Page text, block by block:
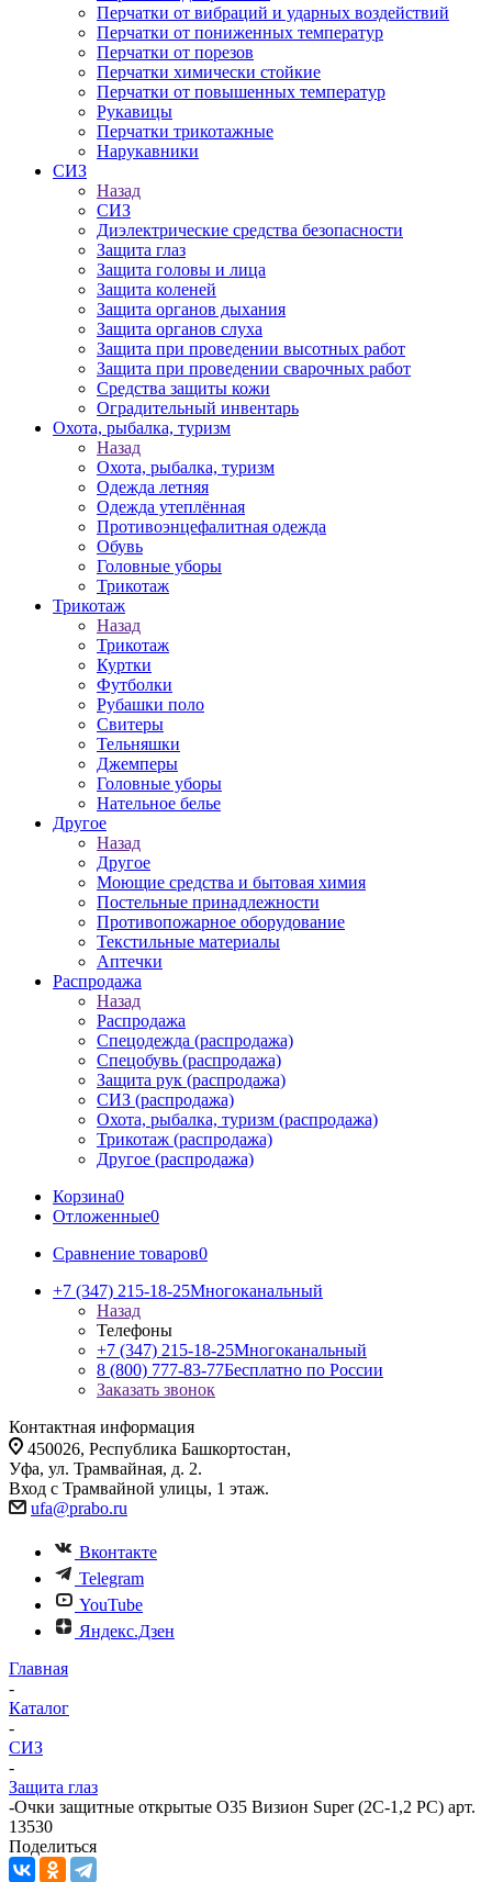
Перчатки от вибраций и ударных воздействий
Перчатки от пониженных температур
Перчатки от порезов
Перчатки химически стойкие
Перчатки от повышенных температур
Рукавицы
Перчатки трикотажные
Нарукавники
СИЗ
Назад
СИЗ
Диэлектрические средства безопасности
Защита глаз
Защита головы и лица
Защита коленей
Защита органов дыхания
Защита органов слуха
Защита при проведении высотных работ
Защита при проведении сварочных работ
Средства защиты кожи
Оградительный инвентарь
Охота, рыбалка, туризм
Назад
Охота, рыбалка, туризм
Одежда летняя
Одежда утеплённая
Противоэнцефалитная одежда
Обувь
Головные уборы
Трикотаж
Трикотаж
Назад
Трикотаж
Куртки
Футболки
Рубашки поло
Свитеры
Тельняшки
Джемперы
Головные уборы
Нательное белье
Другое
Назад
Другое
Моющие средства и бытовая химия
Постельные принадлежности
Противопожарное оборудование
Текстильные материалы
Аптечки
Распродажа
Назад
Распродажа
Спецодежда (распродажа)
Спецобувь (распродажа)
Защита рук (распродажа)
СИЗ (распродажа)
Охота, рыбалка, туризм (распродажа)
Трикотаж (распродажа)
Другое (распродажа)
Корзина0
Отложенные0
Сравнение товаров0
+7 (347) 215-18-25Многоканальный
Назад
Телефоны
+7 (347) 215-18-25Многоканальный
8 (800) 777-83-77Бесплатно по России
Заказать звонок
Контактная информация
450026, Республика Башкортостан,
Уфа, ул. Трамвайная, д. 2.
Вход с Трамвайной улицы, 1 этаж.
ufa@prabo.ru
Вконтакте
Telegram
YouTube
Яндекс.Дзен
Главная
-
Каталог
-
СИЗ
-
Защита глаз
-Очки защитные открытые О35 Визион Super (2С-1,2 PC) арт.
13530
Поделиться